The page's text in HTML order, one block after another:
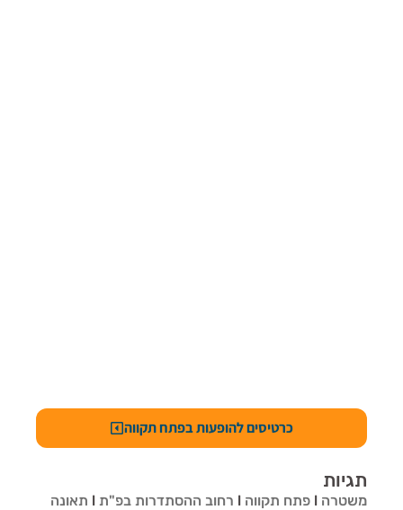
כרטיסים להופעות בפתח תקווה
תגיות
משטרה פתח תקווה רחוב ההסתדרות בפ"ת
תאונה